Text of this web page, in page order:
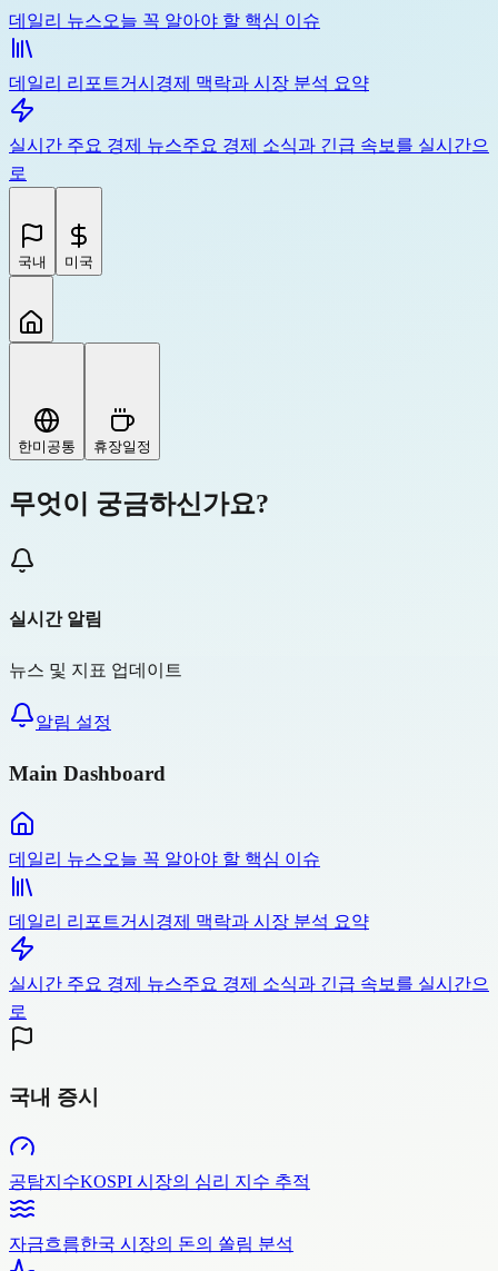
데일리 뉴스오늘 꼭 알아야 할 핵심 이슈
데일리 리포트거시경제 맥락과 시장 분석 요약
실시간 주요 경제 뉴스주요 경제 소식과 긴급 속보를 실시간으
로
국내 미국
한미공통 휴장일정
무엇이 궁금하신가요?
실시간 알림
뉴스 및 지표 업데이트
알림 설정
Main Dashboard
데일리 뉴스오늘 꼭 알아야 할 핵심 이슈
데일리 리포트거시경제 맥락과 시장 분석 요약
실시간 주요 경제 뉴스주요 경제 소식과 긴급 속보를 실시간으
로
국내 증시
공탐지수KOSPI 시장의 심리 지수 추적
자금흐름한국 시장의 돈의 쏠림 분석